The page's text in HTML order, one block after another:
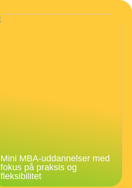
Mini MBA-uddannelser med
fokus på praksis og
fleksibilitet